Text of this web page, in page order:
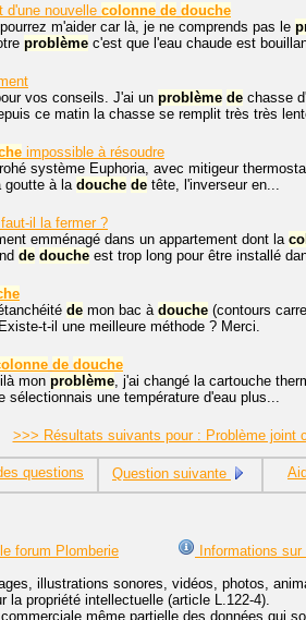
d'une nouvelle colonne de douche
m'aider car là, je ne comprends pas le
problème c'est que l'eau chaude est
vos conseils. J'ai un problème de chasse
ce matin la chasse se remplit très très
impossible à résoudre
système Euphoria, avec mitigeur
goutte à la douche de tête, l'inverseur en...
il la fermer ?
emménagé dans un appartement dont la
de douche est trop long pour être installé
de mon bac à douche (contours
t-il une meilleure méthode ? Merci.
de douche
mon problème , j'ai changé la cartouche
sélectionnais une température d'eau plus...
>>> Résultats suivants pour : Problème joint
questions Question suivante
forum Plomberie Informations
illustrations sonores, vidéos, photos,
propriété intellectuelle (article L.122-4).
même partielle des données qui